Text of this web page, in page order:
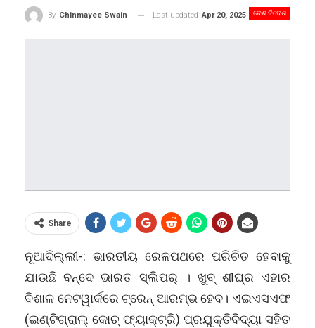
ଦେଶ ବିଦେଶ
By Chinmayee Swain Last updated Apr 20, 2025
Share
ନୂଆଦିଲ୍ଲୀ-: ଭାରତୀୟ ରେଳପଥରେ ପରିଚିତ ହେବାକୁ
ଯାଉଛି ବନ୍ଦେ ଭାରତ ସ୍ଲିପର୍ । ଖୁବ୍ ଶୀଘ୍ର ଏହାର
ବିଶାଳ ନେଟୱାର୍କରେ ଟ୍ରେନ୍ ଆରମ୍ଭ ହେବ। ଏଇଏସଏଫ
(ଇଣ୍ଟିଗ୍ରାଲ୍ କୋଚ୍ ଫ୍ୟାକ୍ଟ୍ରି) ପ୍ରଯୁକ୍ତିବିଦ୍ୟା ସହିତ